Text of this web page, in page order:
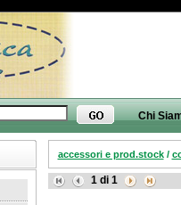
Chi
accessori e prod.stock/
1di 1